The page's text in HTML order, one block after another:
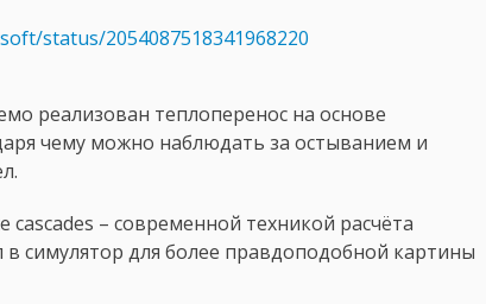
status/2054087518341968220
реализован теплоперенос на основе
чему можно наблюдать за остыванием и
cascades – современной техникой расчёта
симулятор для более правдоподобной картины